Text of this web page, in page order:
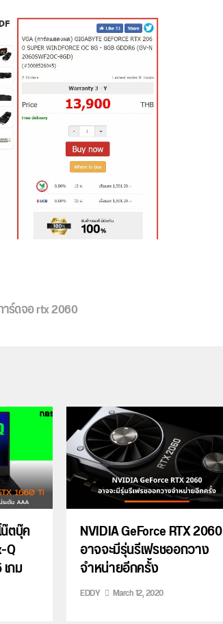
ร์ดจอ rtx 2060
ตบุ๊ค
Q
กม
NVIDIA GeForce RTX 2060
อาจจะมีรุ่นรีเฟรชออกวาง
จำหน่ายอีกครั้ง
EDDY March 12, 2020